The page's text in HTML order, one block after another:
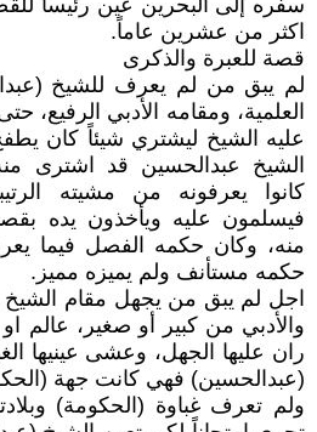
سفره إلى البحرين عين رئيساً
اكثر من عشرين عاماً.
قصة للعبرة والذكرى
لم يبق من لم يعرف للشيخ
العلمية، ومقامه الأدبي الرفيع،
عليه الشيخ ليشتري شيئاً كان
الشيخ عبدالحسين قد اشترى
كانوا يعرفونه من مشيته
فيسلمون عليه ويأخذون يده
منه، وكان حكمه الفصل فيما
حكمه مستأنف ولم يميزه مميز.
اجل لم يبق من يجهل مقام الشيخ
والأدبي من كبير أو صغير، عالم
ران عليها الجهل، وعشى عينيها
(عبدالحسين) فهي كانت جهة
ولم تعرف غباوة (الحكومة)